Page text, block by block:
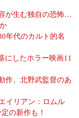
が生む独自の恐怖…
年代のカルト的名
にしたホラー映画11
作、北野武監督のあ
イリアン：ロムル
の新作も！